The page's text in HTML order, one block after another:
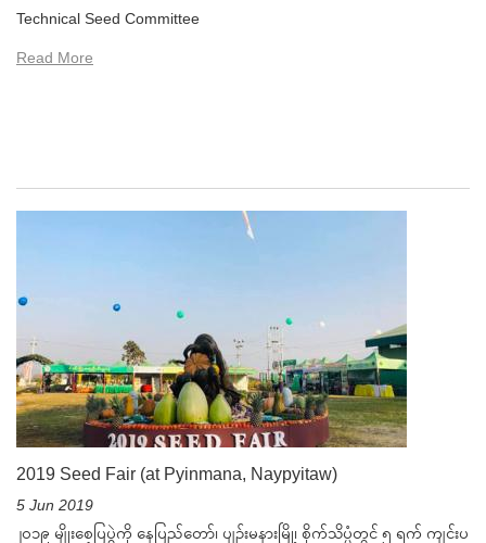
Technical Seed Committee
Read More
2019 Seed Fair (at Pyinmana, Naypyitaw)
5 Jun 2019
၂၀၁၉ မျိုးစေ့ပြပွဲကို နေပြည်တော်၊ ပျဉ်းမနားမြို့၊ စိုက်သိပ္ပံတွင် ၅ ရက် ကျင်းပ